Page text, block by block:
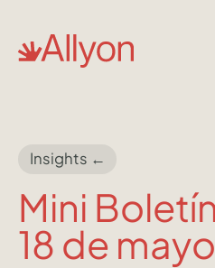
Insights ←
Mini
18 de